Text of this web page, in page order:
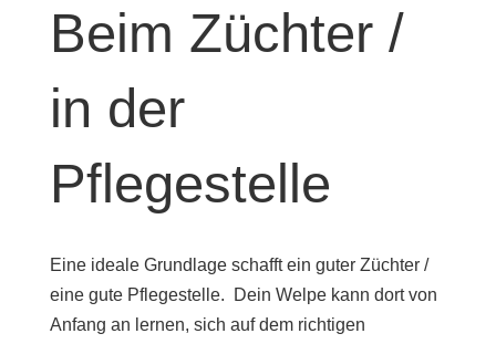
Beim Züchter /
in der
Pflegestelle
Eine ideale Grundlage schafft ein guter Züchter /
eine gute Pflegestelle. Dein Welpe kann dort von
Anfang an lernen, sich auf dem richtigen